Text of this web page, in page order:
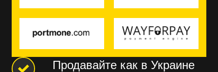
Продавайте как в Украине